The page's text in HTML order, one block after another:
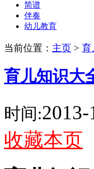
简谱
伴奏
幼儿教育
当前位置： 主页 > 育
育儿知识大
时间:2013-
收藏本页